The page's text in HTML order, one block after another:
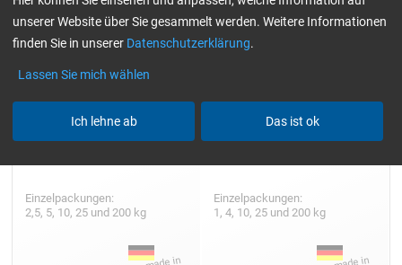
Einzelpackungen:
2,5, 5, 10, 25 und 200 kg
Einzelpackungen:
1, 4, 10, 25 und 200 kg
unserer Website über Sie gesammelt werden. Weitere Informationen
finden Sie in unserer Datenschutzerklärung.
Lassen Sie mich wählen
Ich lehne ab Das ist ok